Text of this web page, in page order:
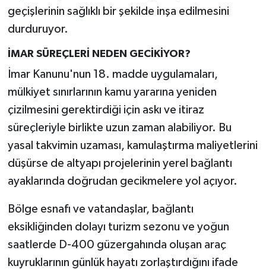
geçişlerinin sağlıklı bir şekilde inşa edilmesini
durduruyor.
İMAR SÜREÇLERİ NEDEN GECİKİYOR?
İmar Kanunu'nun 18. madde uygulamaları,
mülkiyet sınırlarının kamu yararına yeniden
çizilmesini gerektirdiği için askı ve itiraz
süreçleriyle birlikte uzun zaman alabiliyor. Bu
yasal takvimin uzaması, kamulaştırma maliyetlerini
düşürse de altyapı projelerinin yerel bağlantı
ayaklarında doğrudan gecikmelere yol açıyor.
Bölge esnafı ve vatandaşlar, bağlantı
eksikliğinden dolayı turizm sezonu ve yoğun
saatlerde D-400 güzergahında oluşan araç
kuyruklarının günlük hayatı zorlaştırdığını ifade